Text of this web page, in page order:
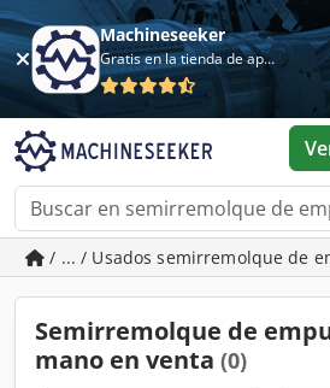
Machineseeker
Gratis en la tienda de aplicaciones
/ ... / Usados semirremolque de
Semirremolque de
mano en venta (0)